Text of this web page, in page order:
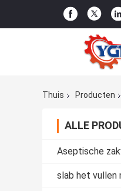
Thuis
Producten
ALLE
Aseptische
slab het vullen